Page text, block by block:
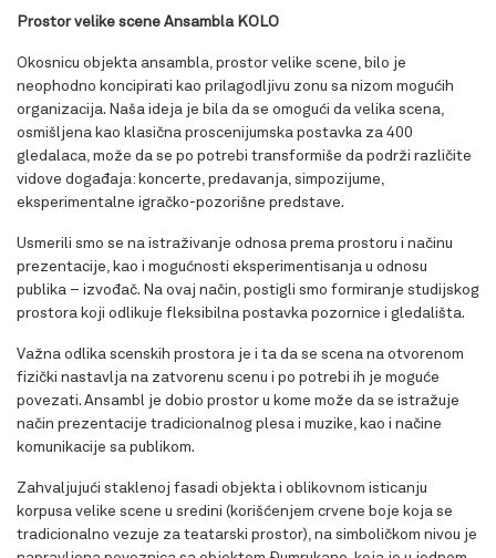
Prostor velike scene Ansambla KOLO
Okosnicu objekta ansambla, prostor velike scene, bilo je
neophodno koncipirati kao prilagodljivu zonu sa nizom mogućih
organizacija. Naša ideja je bila da se omogući da velika scena,
osmišljena kao klasična proscenijumska postavka za 400
gledalaca, može da se po potrebi transformiše da podrži različite
vidove događaja: koncerte, predavanja, simpozijume,
eksperimentalne igračko-pozorišne predstave.
Usmerili smo se na istraživanje odnosa prema prostoru i načinu
prezentacije, kao i mogućnosti eksperimentisanja u odnosu
publika – izvođač. Na ovaj način, postigli smo formiranje studijskog
prostora koji odlikuje fleksibilna postavka pozornice i gledališta.
Važna odlika scenskih prostora je i ta da se scena na otvorenom
fizički nastavlja na zatvorenu scenu i po potrebi ih je moguće
povezati. Ansambl je dobio prostor u kome može da se istražuje
način prezentacije tradicionalnog plesa i muzike, kao i načine
komunikacije sa publikom.
Zahvaljujući staklenoj fasadi objekta i oblikovnom isticanju
korpusa velike scene u sredini (korišćenjem crvene boje koja se
tradicionalno vezuje za teatarski prostor), na simboličkom nivou je